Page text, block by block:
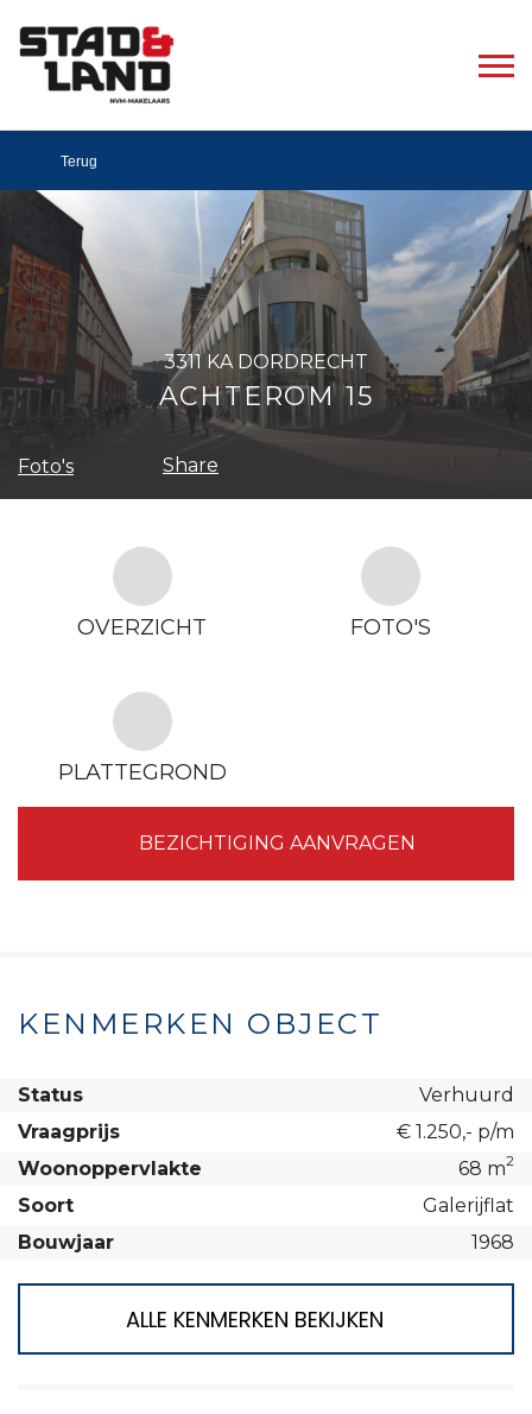
Terug
3311 KA DORDRECHT
ACHTEROM 15
Foto's Share
OVERZICHT FOTO'S
PLATTEGROND
BEZICHTIGING AANVRAGEN
KENMERKEN OBJECT
Status
Verhuurd
Vraagprijs
€ 1.250,- p/m
Woonoppervlakte
68 m2
Soort
Galerijflat
Bouwjaar
1968
ALLE KENMERKEN BEKIJKEN